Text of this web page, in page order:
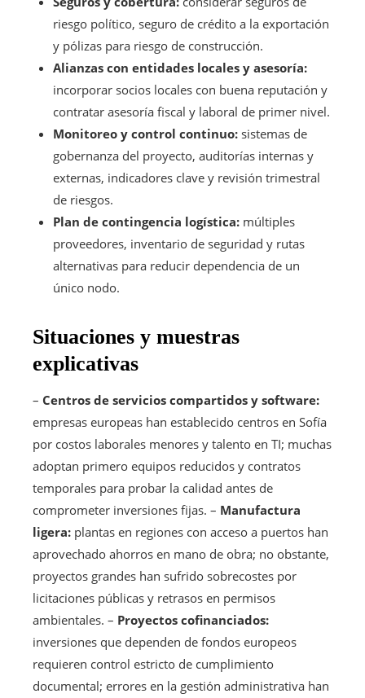
riesgo político, seguro de crédito a la exportación
y pólizas para riesgo de construcción.
Alianzas con entidades locales y asesoría:
incorporar socios locales con buena reputación y
contratar asesoría fiscal y laboral de primer nivel.
Monitoreo y control continuo: sistemas de
gobernanza del proyecto, auditorías internas y
externas, indicadores clave y revisión trimestral
de riesgos.
Plan de contingencia logística: múltiples
proveedores, inventario de seguridad y rutas
alternativas para reducir dependencia de un
único nodo.
Situaciones y muestras
explicativas
– Centros de servicios compartidos y software:
empresas europeas han establecido centros en Sofía
por costos laborales menores y talento en TI; muchas
adoptan primero equipos reducidos y contratos
temporales para probar la calidad antes de
comprometer inversiones fijas. – Manufactura
ligera: plantas en regiones con acceso a puertos han
aprovechado ahorros en mano de obra; no obstante,
proyectos grandes han sufrido sobrecostes por
licitaciones públicas y retrasos en permisos
ambientales. – Proyectos cofinanciados:
inversiones que dependen de fondos europeos
requieren control estricto de cumplimiento
documental; errores en la gestión administrativa han